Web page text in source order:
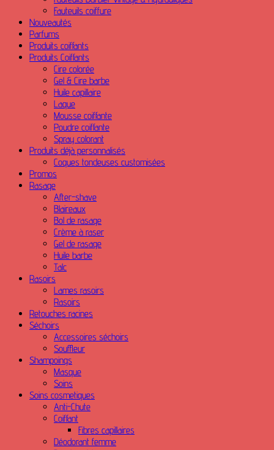
Fauteuils coiffure
Nouveautés
Parfums
Produits coiffants
Produits Coiffants
Cire colorée
Gel & Cire barbe
Huile capillaire
Laque
Mousse coiffante
Poudre coiffante
Spray colorant
Produits déjà personnalisés
Coques tondeuses customisées
Promos
Rasage
After-shave
Blaireaux
Bol de rasage
Crème à raser
Gel de rasage
Huile barbe
Talc
Rasoirs
Lames rasoirs
Rasoirs
Retouches racines
Séchoirs
Accessoires séchoirs
Souffleur
Shampoings
Masque
Soins
Soins cosmetiques
Anti-Chute
Coiffant
Fibres capillaires
Déodorant femme